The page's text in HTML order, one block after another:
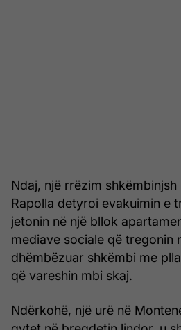
Ndaj, një rrëzim
Rapolla detyroi evakuimin e
jetonin në një bllok
mediave sociale që tregonin
dhëmbëzuar shkëmbi me
që vareshin mbi skaj.
Ndërkohë, një urë në